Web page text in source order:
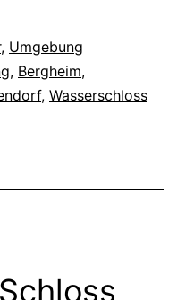
l
o
s
a
e
, Umgebung
, Bergheim,
, Wasserschloss